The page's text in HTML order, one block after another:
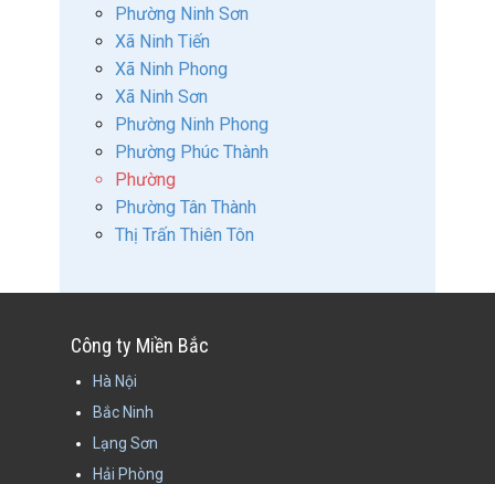
Phường Ninh Sơn
Xã Ninh Tiến
Xã Ninh Phong
Xã Ninh Sơn
Phường Ninh Phong
Phường Phúc Thành
Phường
Phường Tân Thành
Thị Trấn Thiên Tôn
Công ty Miền Bắc
Hà Nội
Bắc Ninh
Lạng Sơn
Hải Phòng